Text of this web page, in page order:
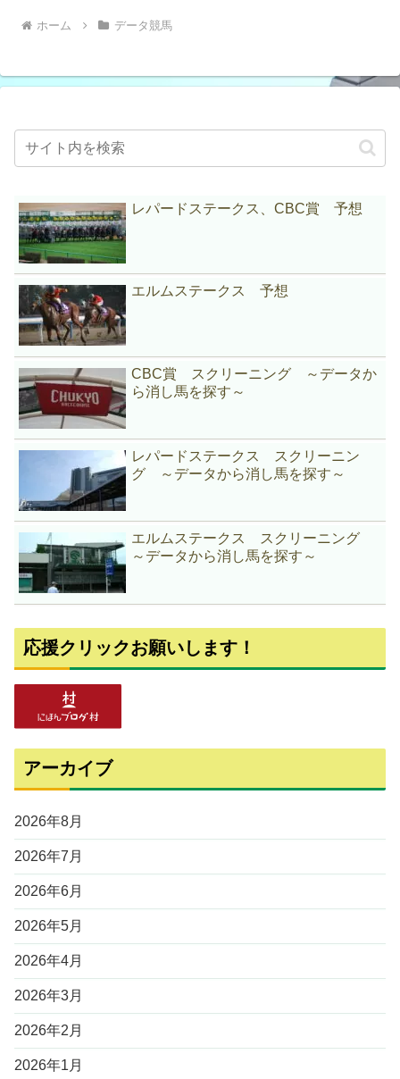
ホーム データ競馬
レパードステークス、CBC賞 予想
エルムステークス 予想
CBC賞 スクリーニング ～データか
ら消し馬を探す～
レパードステークス スクリーニン
グ ～データから消し馬を探す～
エルムステークス スクリーニング
～データから消し馬を探す～
応援クリックお願いします！
アーカイブ
2026年8月
2026年7月
2026年6月
2026年5月
2026年4月
2026年3月
2026年2月
2026年1月